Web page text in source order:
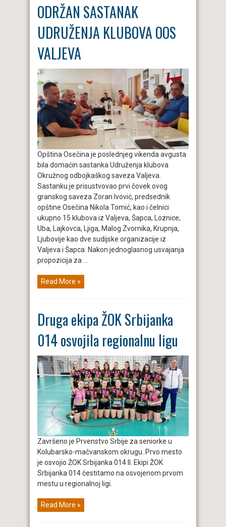
ODRŽAN SASTANAK
UDRUŽENJA KLUBOVA OOS
VALJEVA
Opština Osečina je poslednjeg vikenda avgusta
bila domaćin sastanka Udruženja klubova
Okružnog odbojkaškog saveza Valjeva.
Sastanku je prisustvovao prvi čovek ovog
granskog saveza Zoran Ivović, predsednik
opštine Osečina Nikola Tomić, kao i čelnici
ukupno 15 klubova iz Valjeva, Šapca, Loznice,
Uba, Lajkovca, Ljiga, Malog Zvornika, Krupnja,
Ljubovije kao dve sudijske organizacije iz
Valjeva i Šapca. Nakon jednoglasnog usvajanja
propozicija za ...
Read More »
Druga ekipa ŽOK Srbijanka
014 osvojila regionalnu ligu
Završeno je Prvenstvo Srbije za seniorke u
Kolubarsko-mačvanskom okrugu. Prvo mesto
je osvojio ŽOK Srbijanka 014 II. Ekipi ŽOK
Srbijanka 014 čestitamo na osvojenom prvom
mestu u regionalnoj ligi.
Read More »